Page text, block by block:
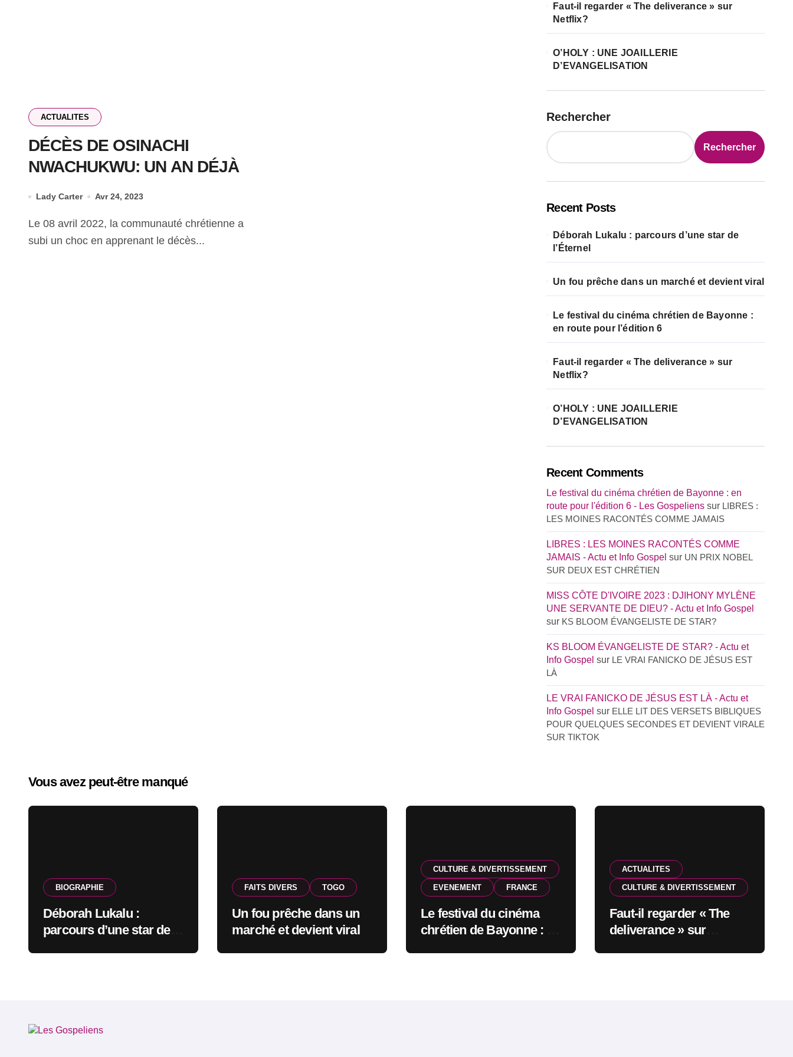
ACTUALITES
DÉCÈS DE OSINACHI
NWACHUKWU: UN AN DÉJÀ
Lady Carter Avr 24, 2023
Le 08 avril 2022, la communauté chrétienne a
subi un choc en apprenant le décès...
Faut-il regarder « The deliverance » sur
Netflix?
O’HOLY : UNE JOAILLERIE
D’EVANGELISATION
Rechercher
Rechercher
Recent Posts
Déborah Lukalu : parcours d’une star de
l’Éternel
Un fou prêche dans un marché et devient viral
Le festival du cinéma chrétien de Bayonne :
en route pour l’édition 6
Faut-il regarder « The deliverance » sur
Netflix?
O’HOLY : UNE JOAILLERIE
D’EVANGELISATION
Recent Comments
Le festival du cinéma chrétien de Bayonne : en
route pour l'édition 6 - Les Gospeliens sur LIBRES :
LES MOINES RACONTÉS COMME JAMAIS
LIBRES : LES MOINES RACONTÉS COMME
JAMAIS - Actu et Info Gospel sur UN PRIX NOBEL
SUR DEUX EST CHRÉTIEN
MISS CÔTE D'IVOIRE 2023 : DJIHONY MYLÈNE
UNE SERVANTE DE DIEU? - Actu et Info Gospel
sur KS BLOOM ÉVANGELISTE DE STAR?
KS BLOOM ÉVANGELISTE DE STAR? - Actu et
Info Gospel sur LE VRAI FANICKO DE JÉSUS EST
LÀ
LE VRAI FANICKO DE JÉSUS EST LÀ - Actu et
Info Gospel sur ELLE LIT DES VERSETS BIBLIQUES
POUR QUELQUES SECONDES ET DEVIENT VIRALE
SUR TIKTOK
Vous avez peut-être manqué
BIOGRAPHIE
Déborah Lukalu :
parcours d’une star de
FAITS DIVERS TOGO
Un fou prêche dans un
marché et devient viral
CULTURE & DIVERTISSEMENT
EVENEMENT FRANCE
Le festival du cinéma
chrétien de Bayonne : en
ACTUALITES
CULTURE & DIVERTISSEMENT
Faut-il regarder « The
deliverance » sur